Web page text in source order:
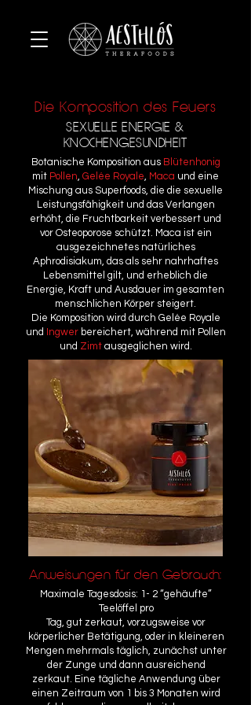
Die Komposition des Feuers
SEXUELLE ENERGIE &
KNOCHENGESUNDHEIT
Botanische Komposition aus Blütenhonig
mit Pollen, Gelée Royale, Maca und eine
Mischung aus Superfoods, die die sexuelle
Leistungsfâhigkeit und das Verlangen
erhöht, die Fruchtbarkeit verbessert und
vor Osteoporose schützt. Maca ist ein
ausgezeichnetes natürliches
Aphrodisiakum, das als sehr nahrhaftes
Lebensmittel gilt, und erheblich die
Energie, Kraft und Ausdauer im gesamten
menschlichen Körper steigert.
Die Komposition wird durch Gelée Royale
und
Ingwer bereichert, während mit Pollen
und Zimt ausgeglichen wird.
Anweisungen für den Gebrauch:
Maximale Tagesdosis: 1- 2 “gehäufte”
Teelöffel pro
Tag, gut zerkaut, vorzugsweise vor
körperlicher Betätigung, oder in kleineren
Mengen mehrmals täglich, zunächst unter
der Zunge und dann ausreichend
zerkaut. Eine tägliche Anwendung über
einen Zeitraum von 1 bis 3 Monaten wird